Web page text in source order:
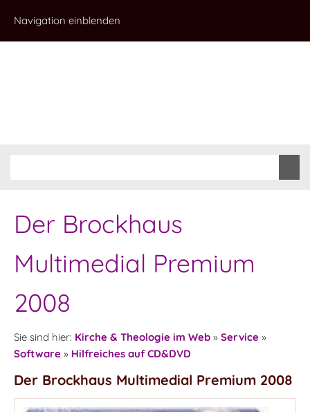
Navigation einblenden
Der Brockhaus
Multimedial Premium
2008
Sie sind hier: Kirche & Theologie im Web » Service »
Software » Hilfreiches auf CD&DVD
Der Brockhaus Multimedial Premium 2008